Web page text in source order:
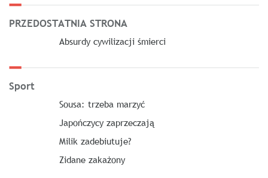
PRZEDOSTATNIA STRONA
Absurdy cywilizacji śmierci
Sport
Sousa: trzeba marzyć
Japończycy zaprzeczają
Milik zadebiutuje?
Zidane zakażony